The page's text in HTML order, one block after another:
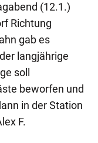
(12.1.)
Richtung
gab es
langjährige
soll
beworfen und
in der Station
F.